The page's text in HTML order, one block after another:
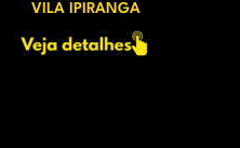
VILA IPIRANGA